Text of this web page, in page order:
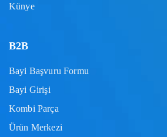
Künye
B2B
Bayi Başvuru Formu
Bayi Girişi
Kombi Parça
Ürün Merkezi